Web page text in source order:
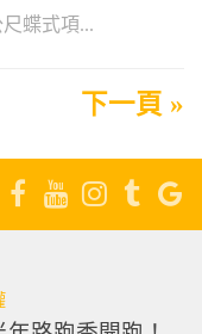
蝶式項...
下一頁 »